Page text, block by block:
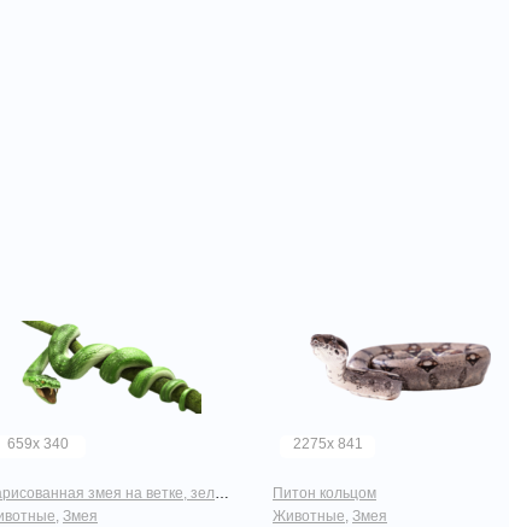
659x 340
змея на ветке, зеленя, с открытым ртом
, Змея
2275x 841
Питон кольцом
Животные, Змея